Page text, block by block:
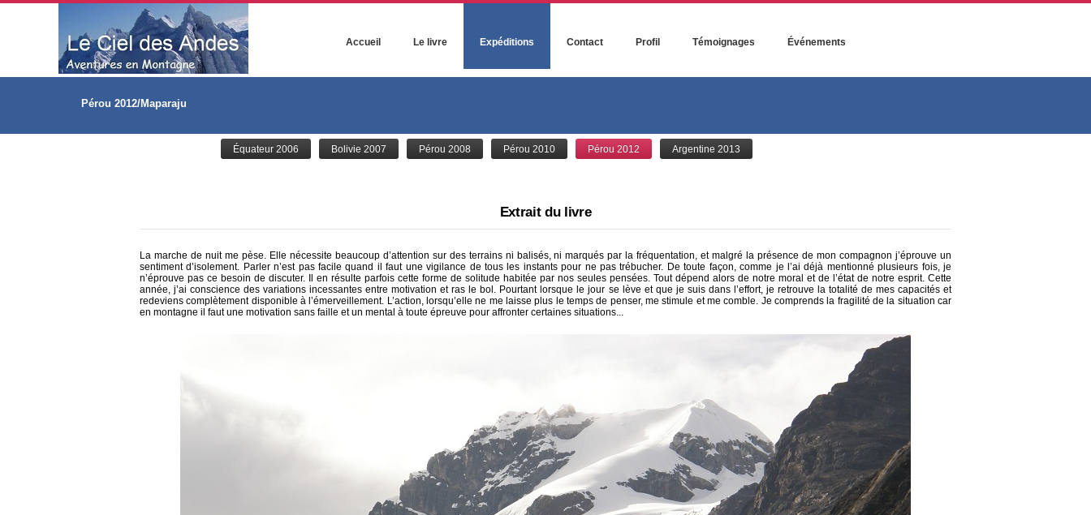
Accueil Le livre Expéditions Contact Profil Témoignages Événements
Pérou 2012/Maparaju
Équateur 2006 Bolivie 2007 Pérou 2008 Pérou 2010 Pérou 2012 Argentine 2013
Extrait du livre
La marche de nuit me pèse. Elle nécessite beaucoup d’attention sur des terrains ni balisés, ni marqués par la fréquentation, et malgré la présence de mon compagnon j’éprouve un
sentiment d’isolement. Parler n’est pas facile quand il faut une vigilance de tous les instants pour ne pas trébucher. De toute façon, comme je l’ai déjà mentionné plusieurs fois, je
n’éprouve pas ce besoin de discuter. Il en résulte parfois cette forme de solitude habitée par nos seules pensées. Tout dépend alors de notre moral et de l’état de notre esprit. Cette
année, j’ai conscience des variations incessantes entre motivation et ras le bol. Pourtant lorsque le jour se lève et que je suis dans l’effort, je retrouve la totalité de mes capacités et
redeviens complètement disponible à l’émerveillement. L’action, lorsqu’elle ne me laisse plus le temps de penser, me stimule et me comble. Je comprends la fragilité de la situation car
en montagne il faut une motivation sans faille et un mental à toute épreuve pour affronter certaines situations...